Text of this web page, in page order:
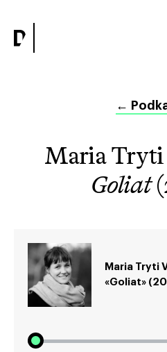
←
Maria Tryti
Goliat
Maria Tryti
«Goliat»